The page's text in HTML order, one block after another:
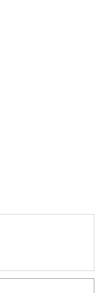
士／2級DCプランナ